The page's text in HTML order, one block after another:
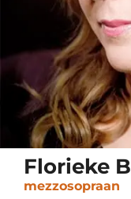
Florieke
mezzosopraan